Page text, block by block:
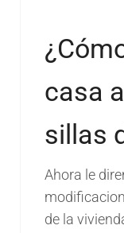
casa
sillas
Ahora le
de la